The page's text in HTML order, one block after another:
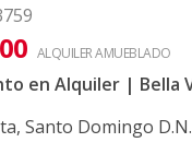
ALQUILERAMUEBLADO
, Santo Domingo D.N.